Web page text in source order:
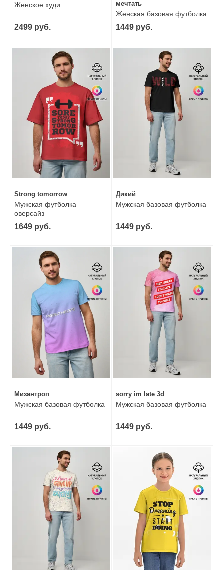
Женское худи
2499 руб.
мечтать
Женская базовая футболка
1449 руб.
Strong tomorrow
Мужская футболка
оверсайз
1649 руб.
Дикий
Мужская базовая футболка
1449 руб.
Мизантроп
Мужская базовая футболка
1449 руб.
sorry im late 3d
Мужская базовая футболка
1449 руб.